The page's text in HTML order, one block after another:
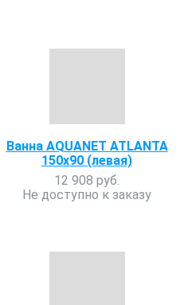
Ванна AQUANET ATLANTA
150х90 (левая)
12 908 руб.
Не доступно к заказу